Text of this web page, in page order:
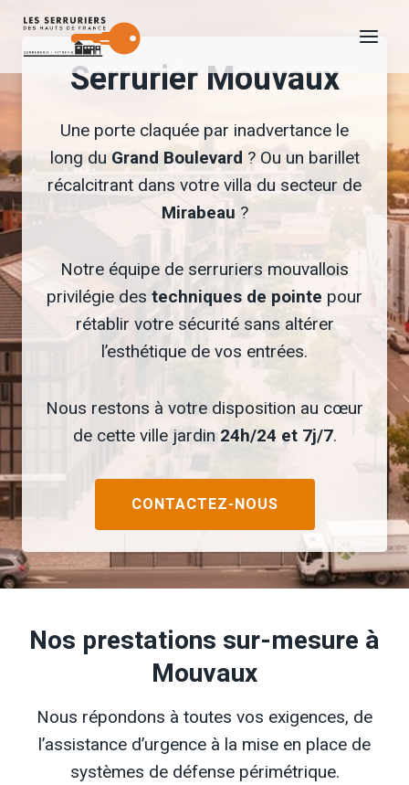
Aller
Serrurier Mouvaux
Une porte claquée par inadvertance le
long du Grand Boulevard ? Ou un barillet
récalcitrant dans votre villa du secteur de
Mirabeau ?
Notre équipe de serruriers mouvallois
privilégie des techniques de pointe pour
rétablir votre sécurité sans altérer
l’esthétique de vos entrées.
Nous restons à votre disposition au cœur
de cette ville jardin 24h/24 et 7j/7.
CONTACTEZ-NOUS
Nos prestations sur-mesure à
Mouvaux
Nous répondons à toutes vos exigences, de
l’assistance d’urgence à la mise en place de
systèmes de défense périmétrique.